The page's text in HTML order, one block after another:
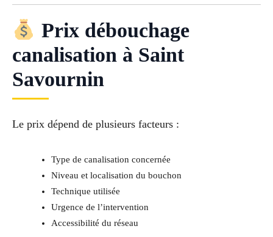
Prix débouchage
canalisation à Saint
Savournin
Le prix dépend de plusieurs facteurs :
Type de canalisation concernée
Niveau et localisation du bouchon
Technique utilisée
Urgence de l’intervention
Accessibilité du réseau